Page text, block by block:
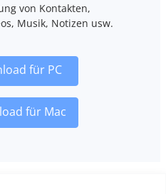
von Kontakten,
Musik, Notizen usw.
für PC
für Mac